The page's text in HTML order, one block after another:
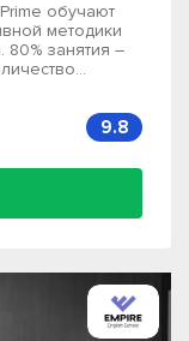
обучают
методики
80% занятия –
9.8